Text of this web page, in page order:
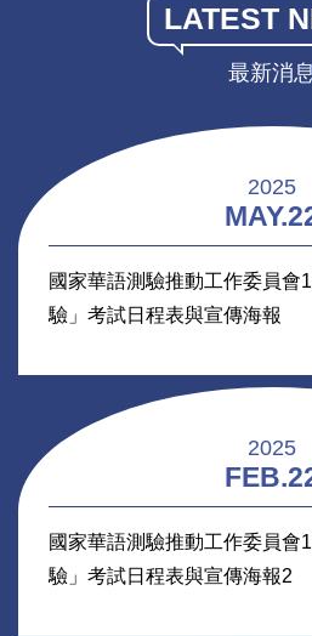
LATEST
最新消
國家華語測驗推動工作委員會
驗」考試日程表與宣傳海報
2025
國家華語測驗推動工作委員會
驗」考試日程表與宣傳海報2
2025